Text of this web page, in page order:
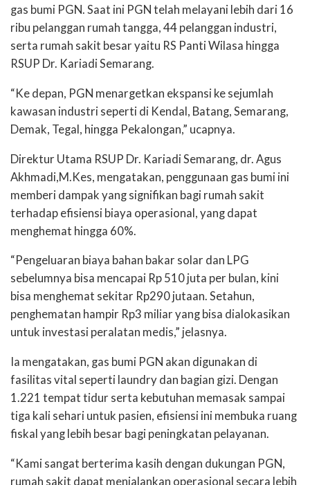
gas bumi PGN. Saat ini PGN telah melayani lebih dari 16
ribu pelanggan rumah tangga, 44 pelanggan industri,
serta rumah sakit besar yaitu RS Panti Wilasa hingga
RSUP Dr. Kariadi Semarang.
“Ke depan, PGN menargetkan ekspansi ke sejumlah
kawasan industri seperti di Kendal, Batang, Semarang,
Demak, Tegal, hingga Pekalongan,” ucapnya.
Direktur Utama RSUP Dr. Kariadi Semarang, dr. Agus
Akhmadi,M.Kes, mengatakan, penggunaan gas bumi ini
memberi dampak yang signifikan bagi rumah sakit
terhadap efisiensi biaya operasional, yang dapat
menghemat hingga 60%.
“Pengeluaran biaya bahan bakar solar dan LPG
sebelumnya bisa mencapai Rp 510 juta per bulan, kini
bisa menghemat sekitar Rp290 jutaan. Setahun,
penghematan hampir Rp3 miliar yang bisa dialokasikan
untuk investasi peralatan medis,” jelasnya.
Ia mengatakan, gas bumi PGN akan digunakan di
fasilitas vital seperti laundry dan bagian gizi. Dengan
1.221 tempat tidur serta kebutuhan memasak sampai
tiga kali sehari untuk pasien, efisiensi ini membuka ruang
fiskal yang lebih besar bagi peningkatan pelayanan.
“Kami sangat berterima kasih dengan dukungan PGN,
rumah sakit dapat menjalankan operasional secara lebih